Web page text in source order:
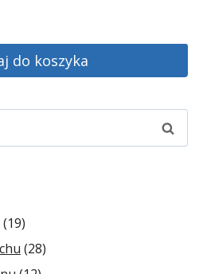
do koszyka
1919
produktów
2828